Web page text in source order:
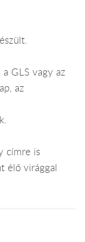
GLS vagy az
az
címre is
élő virággal